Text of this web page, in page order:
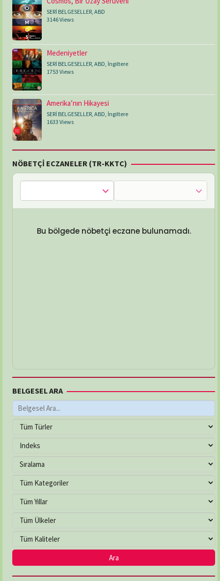
SERİ BELGESELLER ABD
3146 Views
Medeniyetler
SERİ BELGESELLER ABD İngiltere
1753 Views
Amerika’nın Hikayesi
SERİ BELGESELLER ABD İngiltere
1633 Views
NÖBETÇİ ECZANELER (TR-KKTC)
Bu bölgede nöbetçi eczane bulunamadı.
BELGESEL ARA